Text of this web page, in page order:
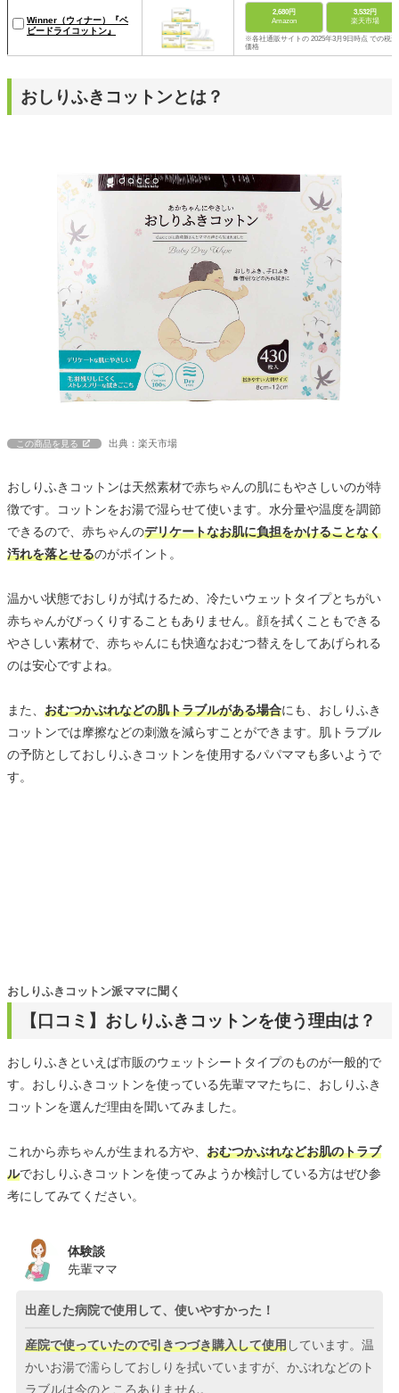
Winner（ウィナー）『ベ
ビードライコットン』
2,680円
Amazon
3,532円
楽天市場
※各社通販サイトの 2025年3月9日時点 での税込
価格
おしりふきコットンとは？
この商品を見る 出典：楽天市場
おしりふきコットンは天然素材で赤ちゃんの肌にもやさしいのが特
徴です。コットンをお湯で湿らせて使います。水分量や温度を調節
できるので、赤ちゃんのデリケートなお肌に負担をかけることなく
汚れを落とせるのがポイント。
温かい状態でおしりが拭けるため、冷たいウェットタイプとちがい
赤ちゃんがびっくりすることもありません。顔を拭くこともできる
やさしい素材で、赤ちゃんにも快適なおむつ替えをしてあげられる
のは安心ですよね。
また、 おむつかぶれなどの肌トラブルがある場合にも、おしりふき
コットンでは摩擦などの刺激を減らすことができます。肌トラブル
の予防としておしりふきコットンを使用するパパママも多いようで
す。
【口コミ】おしりふきコットンを使う理由は？
おしりふきコットン派ママに聞く
おしりふきといえば市販のウェットシートタイプのものが一般的で
す。おしりふきコットンを使っている先輩ママたちに、おしりふき
コットンを選んだ理由を聞いてみました。
これから赤ちゃんが生まれる方や、 おむつかぶれなどお肌のトラブ
ルでおしりふきコットンを使ってみようか検討している方はぜひ参
考にしてみてください。
体験談
先輩ママ
出産した病院で使用して、使いやすかった！
産院で使っていたので引きつづき購入して使用しています。温
かいお湯で濡らしておしりを拭いていますが、かぶれなどのト
ラブルは今のところありません。